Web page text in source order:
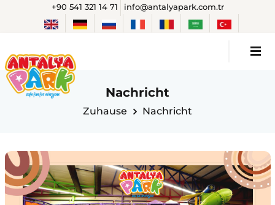
+90 541 321 14 71 info@antalyapark.com.tr
Nachricht
Zuhause Nachricht